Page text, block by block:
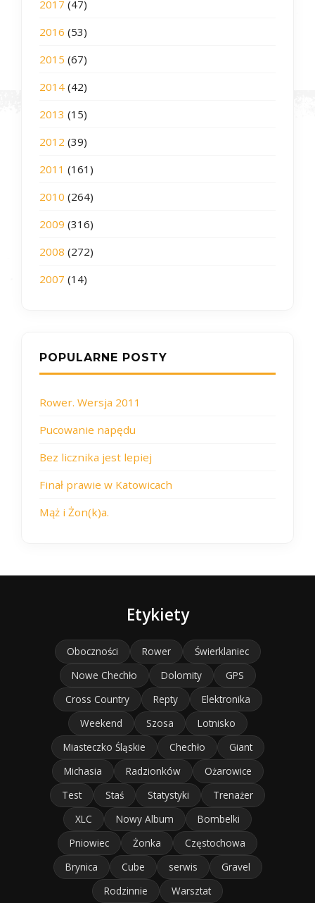
2017 (47)
2016 (53)
2015 (67)
2014 (42)
2013 (15)
2012 (39)
2011 (161)
2010 (264)
2009 (316)
2008 (272)
2007 (14)
POPULARNE POSTY
Rower. Wersja 2011
Pucowanie napędu
Bez licznika jest lepiej
Finał prawie w Katowicach
Mąż i Żon(k)a.
Etykiety
Oboczności Rower
Świerklaniec
Nowe Chechło
Dolomity
GPS
Cross Country
Repty
Elektronika
Weekend
Szosa
Lotnisko
Miasteczko Śląskie
Chechło
Giant
Michasia
Radzionków
Ożarowice
Test
Staś Statystyki
Trenażer
XLC
Nowy Album
Bombelki
Pniowiec
Żonka
Częstochowa
Brynica
Cube serwis
Gravel
Rodzinnie
Warsztat